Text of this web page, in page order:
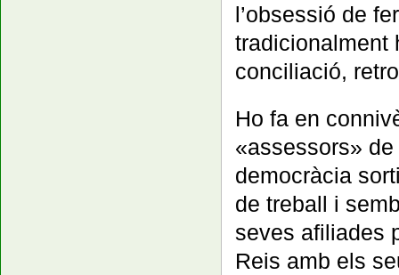
l’obsessió de
tradicionalment
conciliació,
Ho fa en
«assessors»
democràcia
de treball i
seves afiliades
Reis amb els